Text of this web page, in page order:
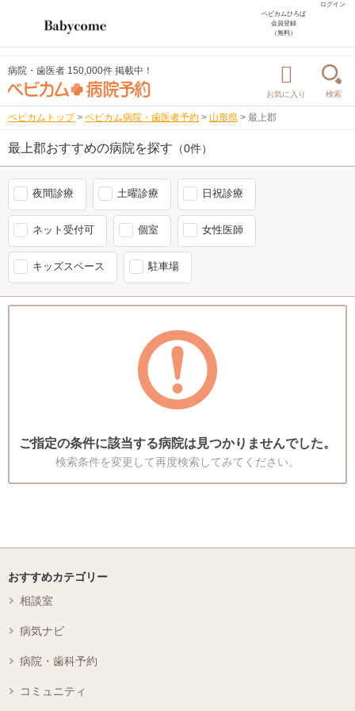
ログイン
ベビカムひろば
会員登録
（無料）
病院・歯医者 150,000件 掲載中！
お気に入り 検索
ベビカムトップ > ベビカム病院・歯医者予約 > 山形県 > 最上郡
最上郡おすすめの病院を探す （0件）
夜間診療 土曜診療 日祝診療
ネット受付可 個室 女性医師
キッズスペース 駐車場
ご指定の条件に該当する病院は見つかりませんでした。
検索条件を変更して再度検索してみてください。
おすすめカテゴリー
相談室
病気ナビ
病院・歯科予約
コミュニティ